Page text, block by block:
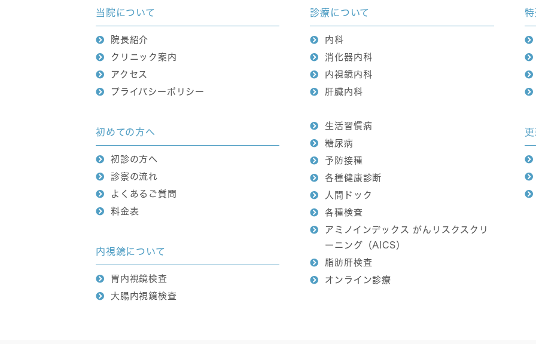
当院について
院長紹介
クリニック案内
アクセス
プライバシーポリシー
初めての方へ
初診の方へ
診察の流れ
よくあるご質問
料金表
内視鏡について
胃内視鏡検査
大腸内視鏡検査
診療について
内科
消化器内科
内視鏡内科
肝臓内科
生活習慣病
糖尿病
予防接種
各種健康診断
人間ドック
各種検査
アミノインデックス がんリスクスクリ
ーニング（AICS）
脂肪肝検査
オンライン診療